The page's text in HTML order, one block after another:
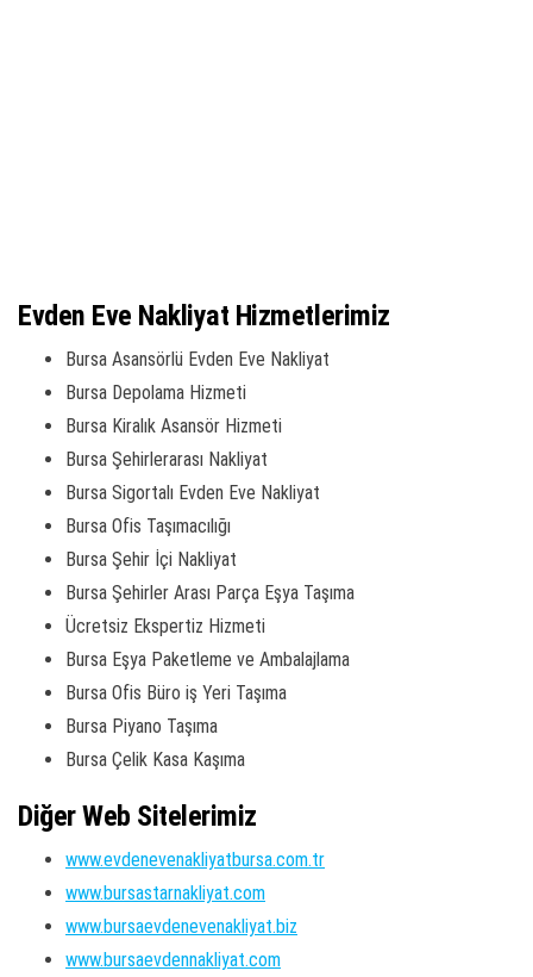
Evden Eve Nakliyat Hizmetlerimiz
Bursa Asansörlü Evden Eve Nakliyat
Bursa Depolama Hizmeti
Bursa Kiralık Asansör Hizmeti
Bursa Şehirlerarası Nakliyat
Bursa Sigortalı Evden Eve Nakliyat
Bursa Ofis Taşımacılığı
Bursa Şehir İçi Nakliyat
Bursa Şehirler Arası Parça Eşya Taşıma
Ücretsiz Ekspertiz Hizmeti
Bursa Eşya Paketleme ve Ambalajlama
Bursa Ofis Büro iş Yeri Taşıma
Bursa Piyano Taşıma
Bursa Çelik Kasa Kaşıma
Diğer Web Sitelerimiz
www.evdenevenakliyatbursa.com.tr
www.bursastarnakliyat.com
www.bursaevdenevenakliyat.biz
www.bursaevdennakliyat.com